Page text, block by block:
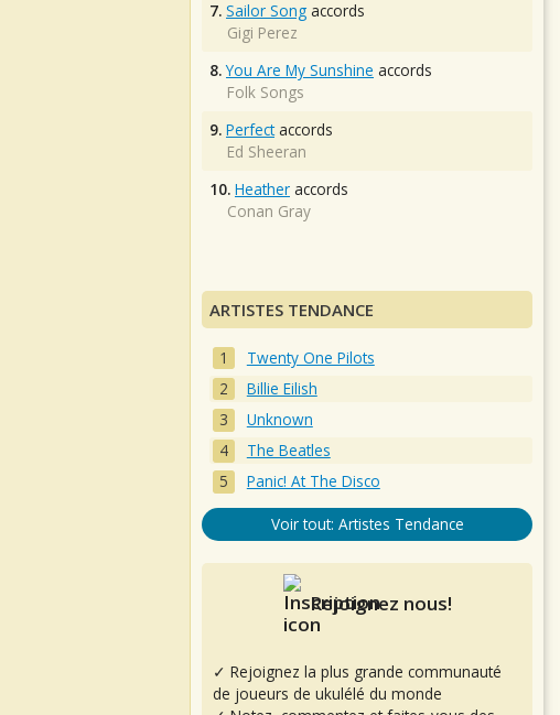
7. Sailor Song accords
Gigi Perez
8. You Are My Sunshine accords
Folk Songs
9. Perfectaccords
Ed Sheeran
10. Heather accords
Conan Gray
ARTISTES TENDANCE
Twenty One Pilots
Billie Eilish
Unknown
The Beatles
Panic! At The Disco
Voir tout: Artistes Tendance
Rejoignez nous!
✓ Rejoignez la plus grande communauté
de joueurs de ukulélé du monde